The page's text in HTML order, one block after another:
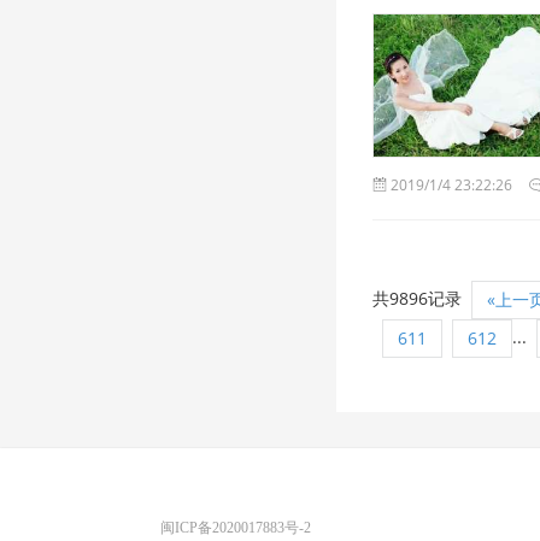
2019/1/4 23:22:26
共9896记录
«上一
611
612 ...
闽ICP备2020017883号-2